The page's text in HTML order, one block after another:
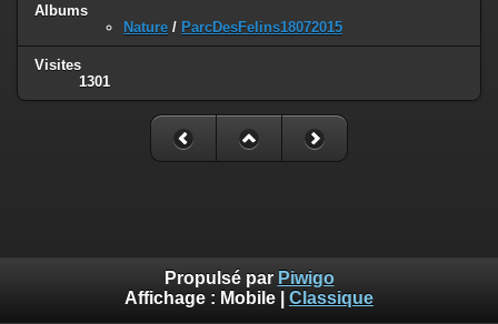
Albums
Nature / ParcDesFelins18072015
Visites
1301
Propulsé par Piwigo
Affichage : Mobile Classique